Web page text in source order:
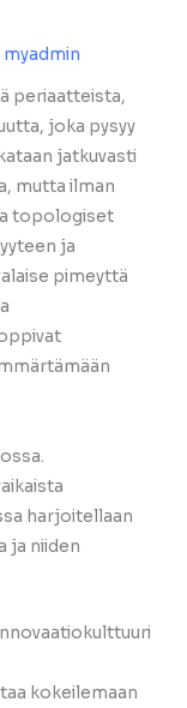
myadmin
periaatteista,
joka pysyy
jatkuvasti
mutta ilman
topologiset
ja
pimeyttä
harjoitellaan
ja niiden
kokeilemaan